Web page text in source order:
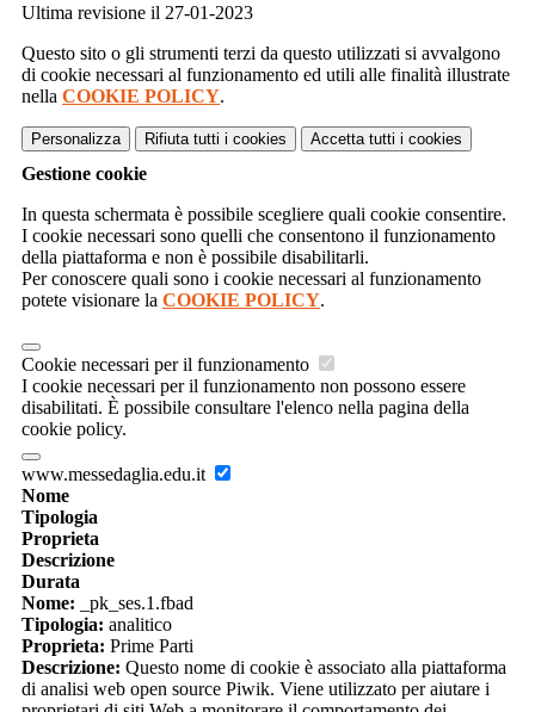
Ultima revisione il 27-01-2023
Questo sito o gli strumenti terzi da questo utilizzati si avvalgono
di cookie necessari al funzionamento ed utili alle finalità illustrate
nella COOKIE POLICY.
Personalizza Rifiuta tutti i cookies Accetta tutti i cookies
Gestione cookie
In questa schermata è possibile scegliere quali cookie consentire.
I cookie necessari sono quelli che consentono il funzionamento
della piattaforma e non è possibile disabilitarli.
Per conoscere quali sono i cookie necessari al funzionamento
potete visionare la COOKIE POLICY.
Cookie necessari per il funzionamento
I cookie necessari per il funzionamento non possono essere
disabilitati. È possibile consultare l'elenco nella pagina della
cookie policy.
www.messedaglia.edu.it
Nome
Tipologia
Proprieta
Descrizione
Durata
Nome: _pk_ses.1.fbad
Tipologia: analitico
Proprieta: Prime Parti
Descrizione: Questo nome di cookie è associato alla piattaforma
di analisi web open source Piwik. Viene utilizzato per aiutare i